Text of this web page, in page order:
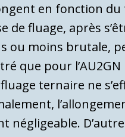
en fonction
de fluage, après
ou moins brutale,
que pour l’AU2GN
ternaire ne
négligeable.